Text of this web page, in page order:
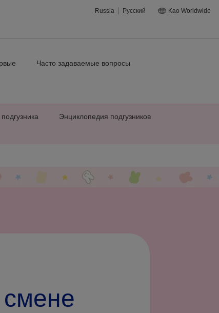
Russia Русский Kao Worldwide
Часто задаваемые вопросы
Энциклопедия подгузников